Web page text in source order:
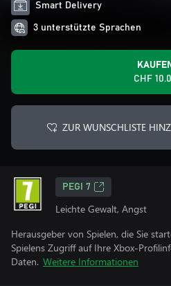
Smart Delivery
3 unterstützte Sprachen
KAUFEN
CHF
ZUR WUNSCHLISTE
PEGI 7
Leichte Gewalt, Angst
Herausgeber von Spielen, die Sie
Spielens Zugriff auf Ihre Xbox-
Daten. Weitere Informationen